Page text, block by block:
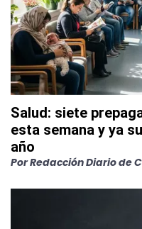
Salud: siete
esta semana y ya
año
PorRedacción Diario de